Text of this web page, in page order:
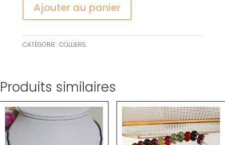
Ajouter au panier
CATÉGORIE :COLLIERS
Produits similaires